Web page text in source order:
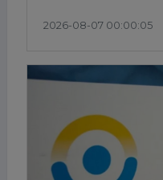
2026-08-07 00:00:05